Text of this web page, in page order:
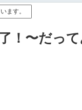
ます。
！〜だっ